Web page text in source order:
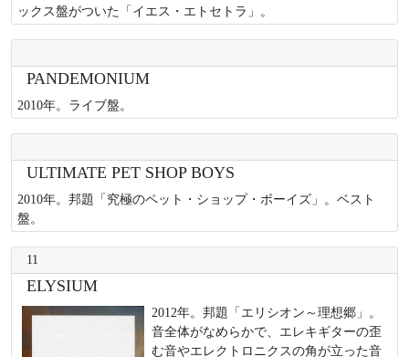
ックス盤がついた「イエス・エトセトラ」。
PANDEMONIUM
2010年。ライブ盤。
ULTIMATE PET SHOP BOYS
2010年。邦題「究極のペット・ショップ・ボーイズ」。ベスト
盤。
11
ELYSIUM
2012年。邦題「エリシオン～理想郷」。
音全体がなめらかで、エレキギターの歪
む音やエレクトロニクスの角が立った音